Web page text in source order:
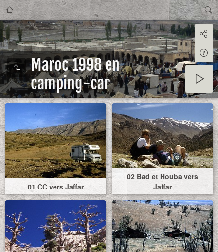
Maroc 1998 en
camping-car
01 CC vers Jaffar
02 Bad et Houba vers
Jaffar